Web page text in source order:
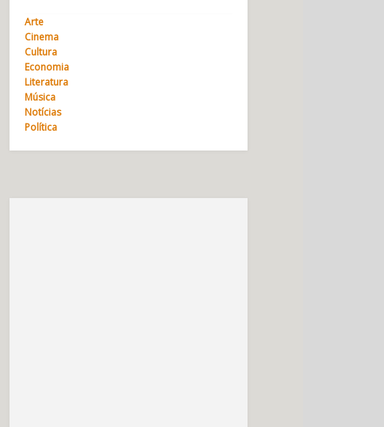
Arte
Cinema
Cultura
Economia
Literatura
Música
Notícias
Política